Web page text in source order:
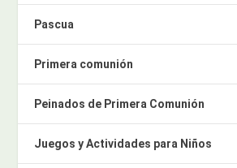
Pascua
Primera comunión
Peinados de Primera Comunión
Juegos y Actividades para Niños